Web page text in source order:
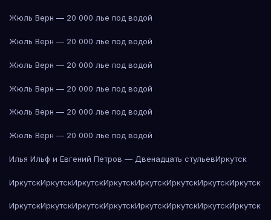
Жюль Верн — 20 000 лье под водой
Жюль Верн — 20 000 лье под водой
Жюль Верн — 20 000 лье под водой
Жюль Верн — 20 000 лье под водой
Жюль Верн — 20 000 лье под водой
Жюль Верн — 20 000 лье под водой
Илья Ильф и Евгений Петров — Двенадцать стульевИркутск
ИркутскИркутскИркутскИркутскИркутскИркутскИркутскИркутск
ИркутскИркутскИркутскИркутскИркутскИркутскИркутскИркутск